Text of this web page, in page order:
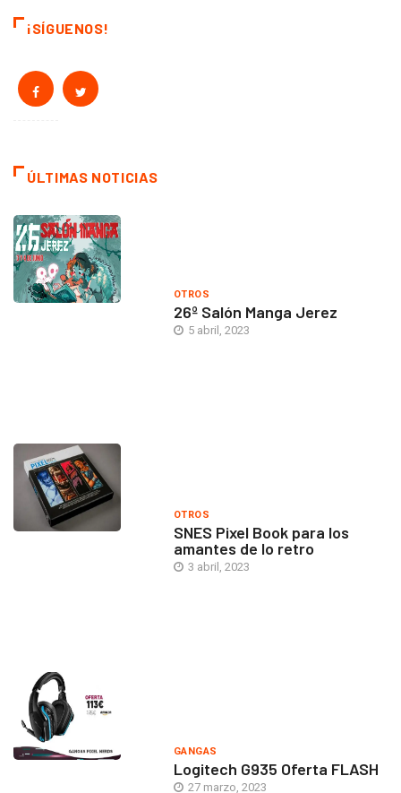
¡SÍGUENOS!
ÚLTIMAS NOTICIAS
OTROS
26º Salón Manga Jerez
5 abril, 2023
OTROS
SNES Pixel Book para los
amantes de lo retro
3 abril, 2023
GANGAS
Logitech G935 Oferta FLASH
27 marzo, 2023